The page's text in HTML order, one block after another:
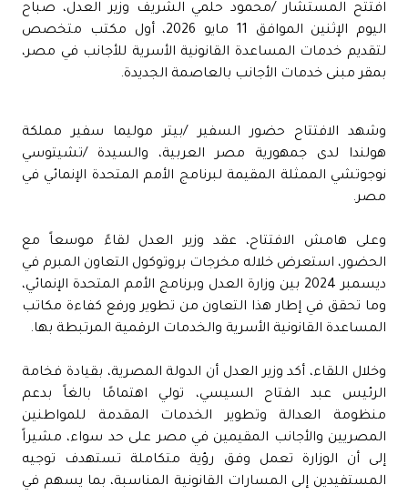
افتتح المستشار /محمود حلمي الشريف وزير العدل، صباح
اليوم الإثنين الموافق 11 مايو 2026، أول مكتب متخصص
لتقديم خدمات المساعدة القانونية الأسرية للأجانب في مصر،
بمقر مبنى خدمات الأجانب بالعاصمة الجديدة.
وشهد الافتتاح حضور السفير /بيتر موليما سفير مملكة
هولندا لدى جمهورية مصر العربية، والسيدة /تشيتوسي
نوجوتشي الممثلة المقيمة لبرنامج الأمم المتحدة الإنمائي في
مصر.
وعلى هامش الافتتاح، عقد وزير العدل لقاءً موسعاً مع
الحضور، استعرض خلاله مخرجات بروتوكول التعاون المبرم في
ديسمبر 2024 بين وزارة العدل وبرنامج الأمم المتحدة الإنمائي،
وما تحقق في إطار هذا التعاون من تطوير ورفع كفاءة مكاتب
المساعدة القانونية الأسرية والخدمات الرقمية المرتبطة بها.
وخلال اللقاء، أكد وزير العدل أن الدولة المصرية، بقيادة فخامة
الرئيس عبد الفتاح السيسي، تولي اهتمامًا بالغاً بدعم
منظومة العدالة وتطوير الخدمات المقدمة للمواطنين
المصريين والأجانب المقيمين في مصر على حد سواء، مشيراً
إلى أن الوزارة تعمل وفق رؤية متكاملة تستهدف توجيه
المستفيدين إلى المسارات القانونية المناسبة، بما يسهم في